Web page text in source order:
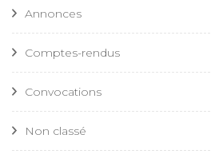
Annonces
Comptes-rendus
Convocations
Non classé